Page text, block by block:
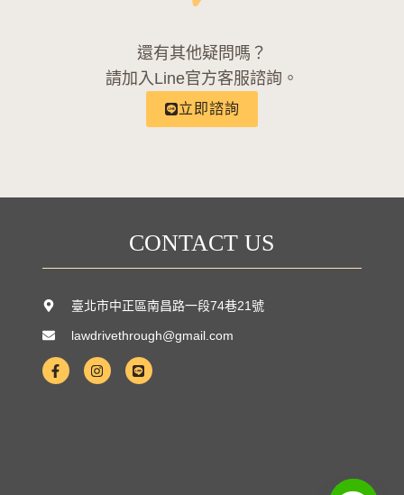
還有其他疑問嗎？
請加入Line官方客服諮詢。
立即諮詢
CONTACT US
臺北市中正區南昌路一段74巷21號
lawdrivethrough@gmail.com